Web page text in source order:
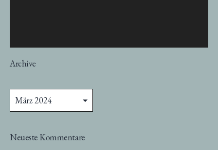
Archive
Neueste Kommentare